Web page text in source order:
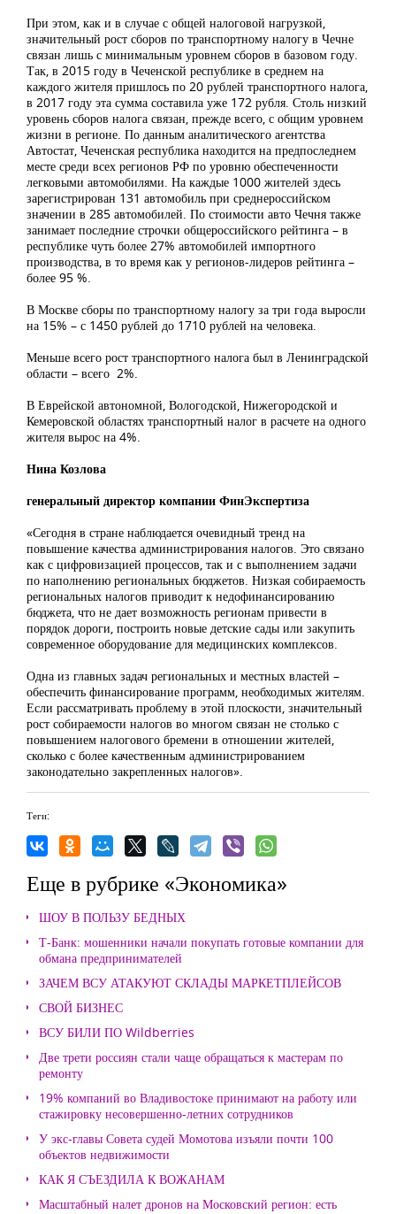
При этом, как и в случае с общей налоговой нагрузкой,
значительный рост сборов по транспортному налогу в Чечне
связан лишь с минимальным уровнем сборов в базовом году.
Так, в 2015 году в Чеченской республике в среднем на
каждого жителя пришлось по 20 рублей транспортного налога,
в 2017 году эта сумма составила уже 172 рубля. Столь низкий
уровень сборов налога связан, прежде всего, с общим уровнем
жизни в регионе. По данным аналитического агентства
Автостат, Чеченская республика находится на предпоследнем
месте среди всех регионов РФ по уровню обеспеченности
легковыми автомобилями. На каждые 1000 жителей здесь
зарегистрирован 131 автомобиль при среднероссийском
значении в 285 автомобилей. По стоимости авто Чечня также
занимает последние строчки общероссийского рейтинга – в
республике чуть более 27% автомобилей импортного
производства, в то время как у регионов-лидеров рейтинга –
более 95 %.
В Москве сборы по транспортному налогу за три года выросли
на 15% – с 1450 рублей до 1710 рублей на человека.
Меньше всего рост транспортного налога был в Ленинградской
области – всего 2%.
В Еврейской автономной, Вологодской, Нижегородской и
Кемеровской областях транспортный налог в расчете на одного
жителя вырос на 4%.
Нина Козлова
генеральный директор компании ФинЭкспертиза
«Сегодня в стране наблюдается очевидный тренд на
повышение качества администрирования налогов. Это связано
как с цифровизацией процессов, так и с выполнением задачи
по наполнению региональных бюджетов. Низкая собираемость
региональных налогов приводит к недофинансированию
бюджета, что не дает возможность регионам привести в
порядок дороги, построить новые детские сады или закупить
современное оборудование для медицинских комплексов.
Одна из главных задач региональных и местных властей –
обеспечить финансирование программ, необходимых жителям.
Если рассматривать проблему в этой плоскости, значительный
рост собираемости налогов во многом связан не столько с
повышением налогового бремени в отношении жителей,
сколько с более качественным администрированием
законодательно закрепленных налогов».
Теги:
Еще в рубрике «Экономика»
ШОУ В ПОЛЬЗУ БЕДНЫХ
Т-Банк: мошенники начали покупать готовые компании для
обмана предпринимателей
ЗАЧЕМ ВСУ АТАКУЮТ СКЛАДЫ МАРКЕТПЛЕЙСОВ
СВОЙ БИЗНЕС
ВСУ БИЛИ ПО Wildberries
Две трети россиян стали чаще обращаться к мастерам по
ремонту
19% компаний во Владивостоке принимают на работу или
стажировку несовершенно-летних сотрудников
У экс-главы Совета судей Момотова изъяли почти 100
объектов недвижимости
КАК Я СЪЕЗДИЛА К ВОЖАНАМ
Масштабный налет дронов на Московский регион: есть